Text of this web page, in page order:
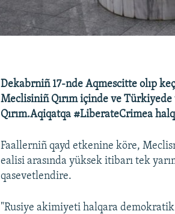
Dekabrniñ 17-nde Aqmescitte olıp
Meclisiniñ Qırım içinde ve Türkiyede
Qırım.Aqiqatqa #LiberateCrimea
Faallerniñ qayd etkenine köre,
ealisi arasında yüksek itibarı tek
qasevetlendire.
"Rusiye akimiyeti halqara